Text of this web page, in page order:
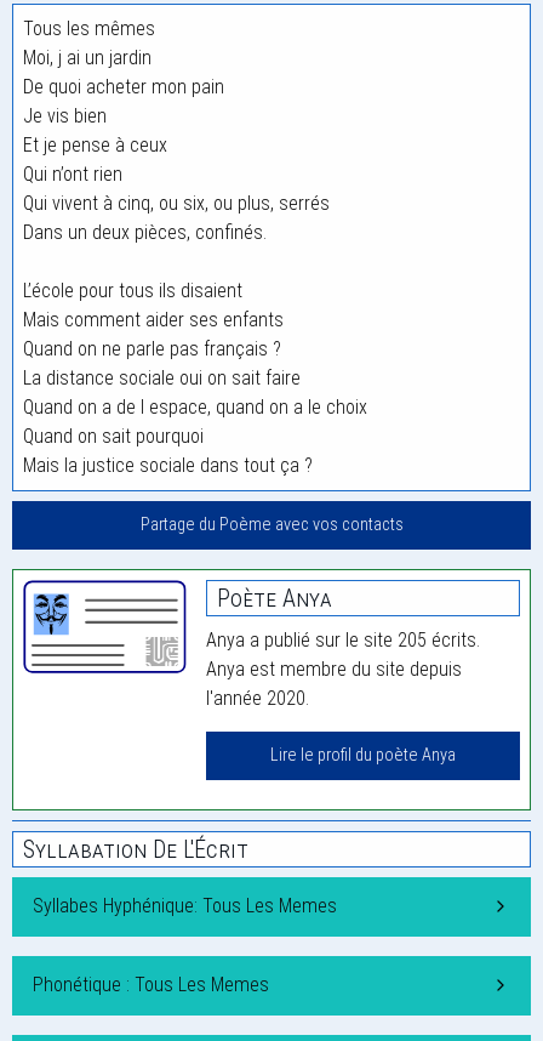
Tous les mêmes
Moi, j ai un jardin
De quoi acheter mon pain
Je vis bien
Et je pense à ceux
Qui n’ont rien
Qui vivent à cinq, ou six, ou plus, serrés
Dans un deux pièces, confinés.
L’école pour tous ils disaient
Mais comment aider ses enfants
Quand on ne parle pas français ?
La distance sociale oui on sait faire
Quand on a de l espace, quand on a le choix
Quand on sait pourquoi
Mais la justice sociale dans tout ça ?
Partage du Poème avec vos contacts
Poète Anya
Anya a publié sur le site 205 écrits.
Anya est membre du site depuis
l'année 2020.
Lire le profil du poète Anya
Syllabation De L'Écrit
Syllabes Hyphénique: Tous Les Memes
Phonétique : Tous Les Memes